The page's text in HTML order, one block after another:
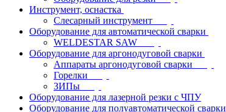
Инструмент, оснастка
Слесарный инструмент
Оборудование для автоматической сварки
WELDESTAR SAW
Оборудование для аргонодуговой сварки
Аппараты аргонодуговой сварки
Горелки
ЗИПы
Оборудование для лазерной резки с ЧПУ
Оборудование для полуавтоматической сварки